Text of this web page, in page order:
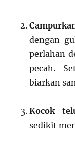
dengan
perlahan
pecah.
biarkan
Kocok
sedikit